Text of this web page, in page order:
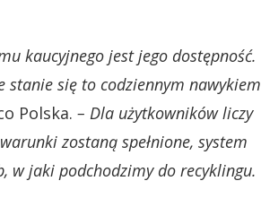
kaucyjnego jest jego dostępność.
stanie się to codziennym nawykiem
Polska. – Dla użytkowników liczy
zostaną spełnione, system
w jaki podchodzimy do recyklingu.